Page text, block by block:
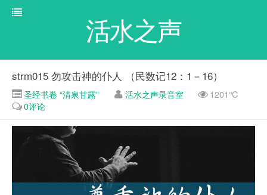
活水之声
strm015 勿攻击神的仆人 （民数记12：1－16）
圣经书卷 “清泉甘露” 活水之声录音室
1201℃
0评论